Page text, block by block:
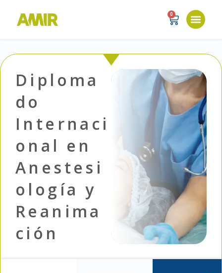
0
Diploma
do
Internaci
onal en
Anestesi
ología y
Reanima
ción